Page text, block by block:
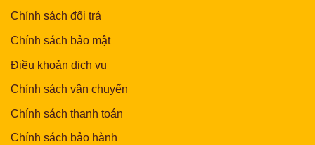
Chính sách đổi trả
Chính sách bảo mật
Điều khoản dịch vụ
Chính sách vận chuyển
Chính sách thanh toán
Chính sách bảo hành